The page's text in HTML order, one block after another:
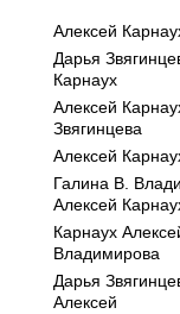
Алексей
Дарья
Карнаух
Алексей
Звягинцева
Алексей
Галина В.
Алексей
Карнаух
Владимирова
Дарья
Алексей